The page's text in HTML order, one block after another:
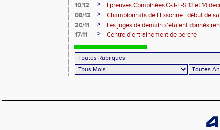
10/12
>
Epreuves Combinées C-J-E-S 13 et 14
08/12
>
Championnats de l'Essonne : début de
roues
20/11 >
Les juges de demain s’étaient donnés
17/11
> Centre d'entraînement de perche